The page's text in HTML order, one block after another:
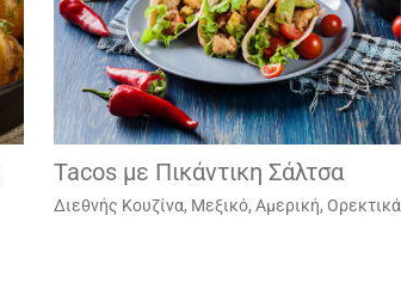
Tacos με Πικάντικη Σάλτσα
Διεθνής Κουζίνα, Μεξικό, Αμερική, Ορεκτικά